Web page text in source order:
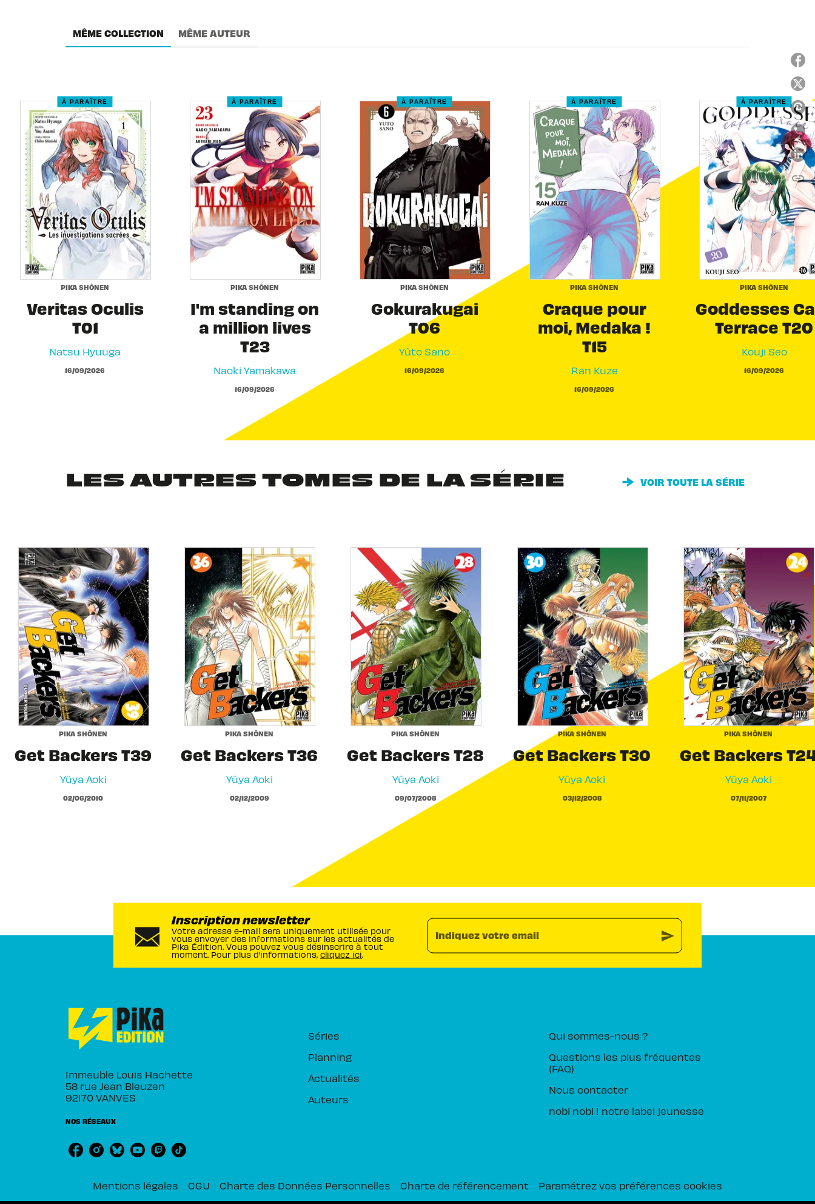
MÊME COLLECTION MÊME AUTEUR
À PARAÎTRE
PIKA SHÔNEN
Veritas Oculis
T01
Natsu Hyuuga
16/09/2026
À PARAÎTRE
PIKA SHÔNEN
I'm standing on
a million lives
T23
Naoki Yamakawa
16/09/2026
À PARAÎTRE
PIKA SHÔNEN
Gokurakugai
T06
Yûto Sano
16/09/2026
À PARAÎTRE
PIKA SHÔNEN
Craque pour
moi, Medaka !
T15
Ran Kuze
16/09/2026
À PARAÎTRE
PIKA SHÔNEN
Goddesses
Terrace T20
Kouji Seo
16/09/2026
LES AUTRES TOMES DE LA SÉRIE VOIR TOUTE LA SÉRIE
PIKA SHÔNEN
Get Backers T39
Yûya Aoki
02/06/2010
PIKA SHÔNEN
Get Backers T36
Yûya Aoki
02/12/2009
PIKA SHÔNEN
Get Backers T28
Yûya Aoki
09/07/2008
PIKA SHÔNEN
Get Backers T30
Yûya Aoki
03/12/2008
PIKA SHÔNEN
Get Backers
Yûya Aoki
07/11/2007
link
Inscription newsletter
Votre adresse e-mail sera uniquement utilisée pour
vous envoyer des informations sur les actualités de
Pika Édition. Vous pouvez vous désinscrire à tout
moment. Pour plus d’informations, cliquez ici.
Indiquez votre email send
Immeuble Louis Hachette
58 rue Jean Bleuzen
92170 VANVES
NOS RÉSEAUX
Séries
Planning
Actualités
Auteurs
Qui sommes-nous ?
Questions les plus fréquentes
(FAQ)
Nous contacter
nobi nobi ! notre label jeunesse
Mentions légales CGU Charte des Données Personnelles Charte de référencement Paramétrez vos préférences cookies